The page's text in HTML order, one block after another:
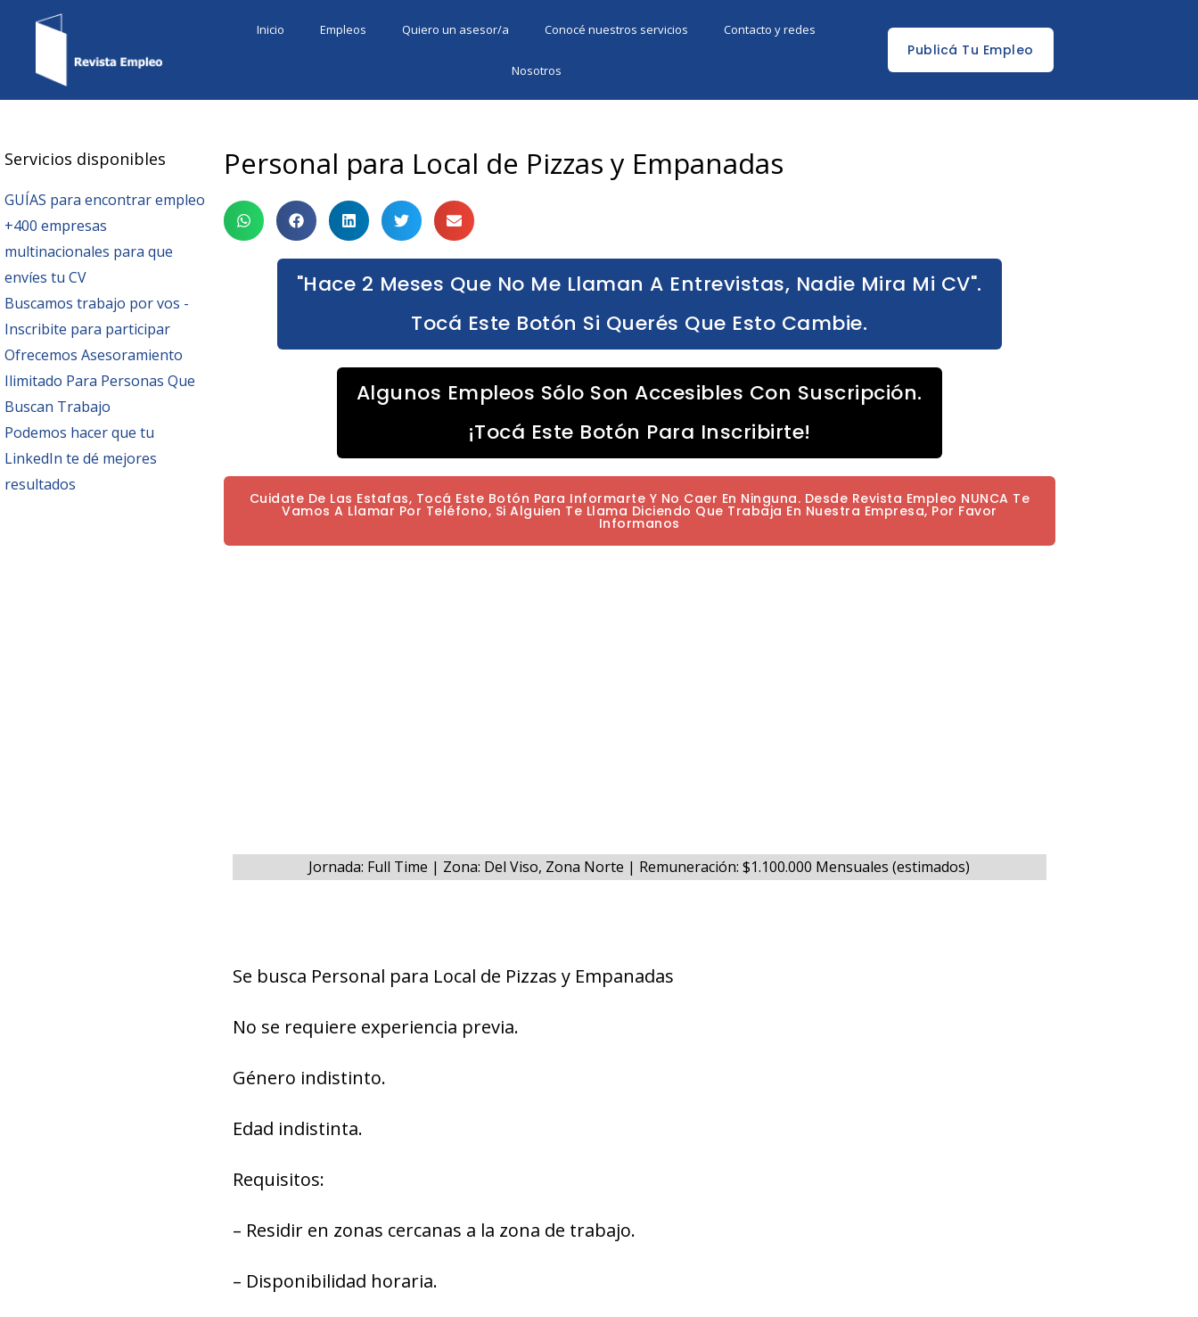
Inicio Empleos Quiero un asesor/a Conocé nuestros servicios Contacto y redes
Nosotros
Publicá Tu Empleo
Servicios disponibles
GUÍAS para encontrar empleo
+400 empresas
multinacionales para que
envíes tu CV
Buscamos trabajo por vos -
Inscribite para participar
Ofrecemos Asesoramiento
Ilimitado Para Personas Que
Buscan Trabajo
Podemos hacer que tu
LinkedIn te dé mejores
resultados
Personal para Local de Pizzas y Empanadas
"Hace 2 Meses Que No Me Llaman A Entrevistas, Nadie Mira Mi CV".
Tocá Este Botón Si Querés Que Esto Cambie.
Algunos Empleos Sólo Son Accesibles Con Suscripción.
¡Tocá Este Botón Para Inscribirte!
Cuidate De Las Estafas, Tocá Este Botón Para Informarte Y No Caer En Ninguna. Desde Revista Empleo NUNCA Te
Vamos A Llamar Por Teléfono, Si Alguien Te Llama Diciendo Que Trabaja En Nuestra Empresa, Por Favor
Informanos
Jornada: Full Time | Zona: Del Viso, Zona Norte | Remuneración: $1.100.000 Mensuales (estimados)
Se busca Personal para Local de Pizzas y Empanadas
No se requiere experiencia previa.
Género indistinto.
Edad indistinta.
Requisitos:
– Residir en zonas cercanas a la zona de trabajo.
– Disponibilidad horaria.